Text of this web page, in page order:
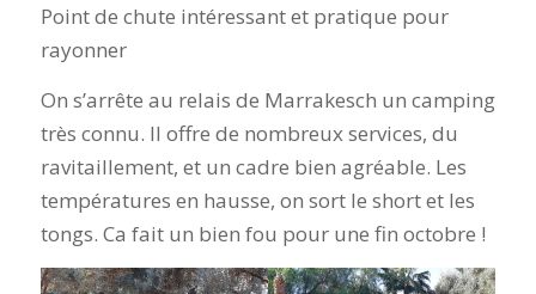
Point de chute intéressant et pratique pour
rayonner
On s’arrête au relais de Marrakesch un camping
très connu. Il offre de nombreux services, du
ravitaillement, et un cadre bien agréable. Les
températures en hausse, on sort le short et les
tongs. Ca fait un bien fou pour une fin octobre !